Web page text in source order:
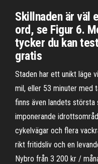
Skillnaden är väl
ord, se Figur 6.
tycker du kan
gratis
Staden har ett unikt läge
mil, eller 53 minuter med
finns även landets
imponerande
cykelvägar och flera
rikt fritidsliv och en
Nybro från 3 200 kr /